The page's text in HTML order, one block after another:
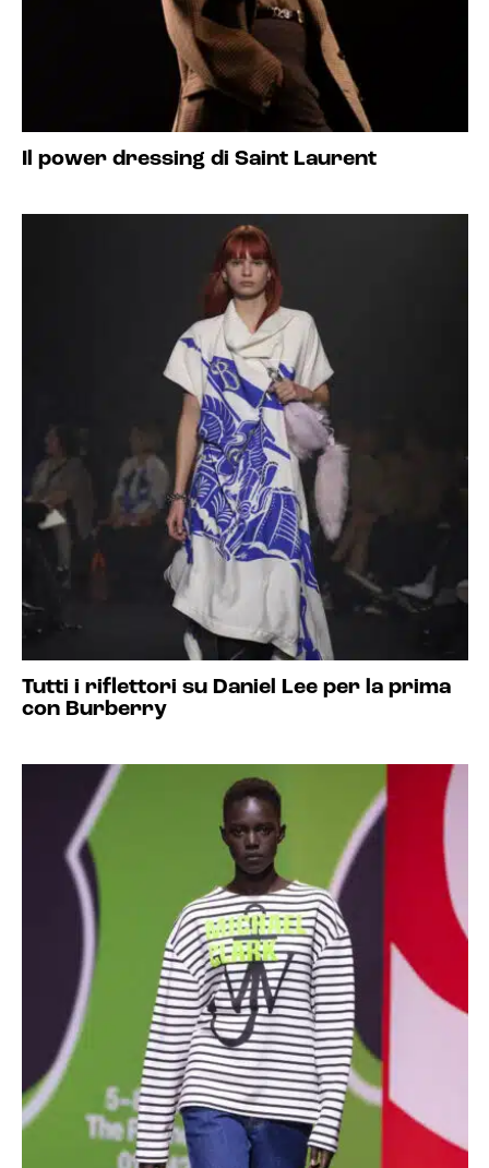
Il power dressing di Saint Laurent
Tutti i riflettori su Daniel Lee per la prima
con Burberry